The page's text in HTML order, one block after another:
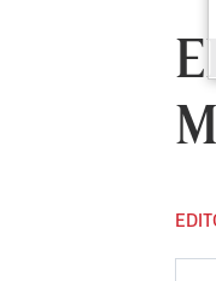
LUNI 10 AUG,